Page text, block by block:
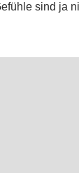
sind ja